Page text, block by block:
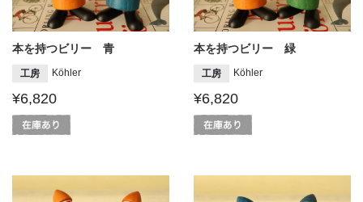
本を持つビリー 青
工房 Köhler
¥6,820
本を持つビリー 緑
工房 Köhler
¥6,820